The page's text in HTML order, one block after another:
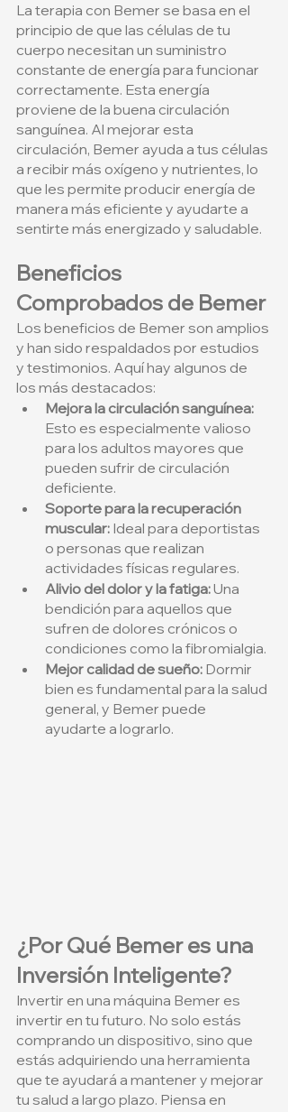
La terapia con Bemer se basa en el
principio de que las células de tu
cuerpo necesitan un suministro
constante de energía para funcionar
correctamente. Esta energía
proviene de la buena circulación
sanguínea. Al mejorar esta
circulación, Bemer ayuda a tus células
a recibir más oxígeno y nutrientes, lo
que les permite producir energía de
manera más eficiente y ayudarte a
sentirte más energizado y saludable.
Beneficios
Comprobados de Bemer
Los beneficios de Bemer son amplios
y han sido respaldados por estudios
y testimonios. Aquí hay algunos de
los más destacados:
Mejora la circulación sanguínea:
Esto es especialmente valioso
para los adultos mayores que
pueden sufrir de circulación
deficiente.
Soporte para la recuperación
muscular: Ideal para deportistas
o personas que realizan
actividades físicas regulares.
Alivio del dolor y la fatiga: Una
bendición para aquellos que
sufren de dolores crónicos o
condiciones como la fibromialgia.
Mejor calidad de sueño: Dormir
bien es fundamental para la salud
general, y Bemer puede
ayudarte a lograrlo.
¿Por Qué Bemer es una
Inversión Inteligente?
Invertir en una máquina Bemer es
invertir en tu futuro. No solo estás
comprando un dispositivo, sino que
estás adquiriendo una herramienta
que te ayudará a mantener y mejorar
tu salud a largo plazo. Piensa en